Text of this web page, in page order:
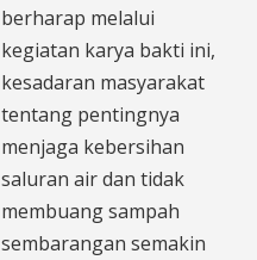
berharap melalui
kegiatan karya bakti ini,
kesadaran masyarakat
tentang pentingnya
menjaga kebersihan
saluran air dan tidak
membuang sampah
sembarangan semakin